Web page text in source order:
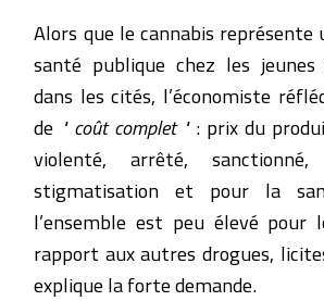
Alors que le cannabis représente
santé publique chez les jeunes
dans les cités, l’économiste
de " coût complet " : prix du
violenté, arrêté,
stigmatisation et pour la
l’ensemble est peu élevé pour
rapport aux autres drogues,
explique la forte demande.